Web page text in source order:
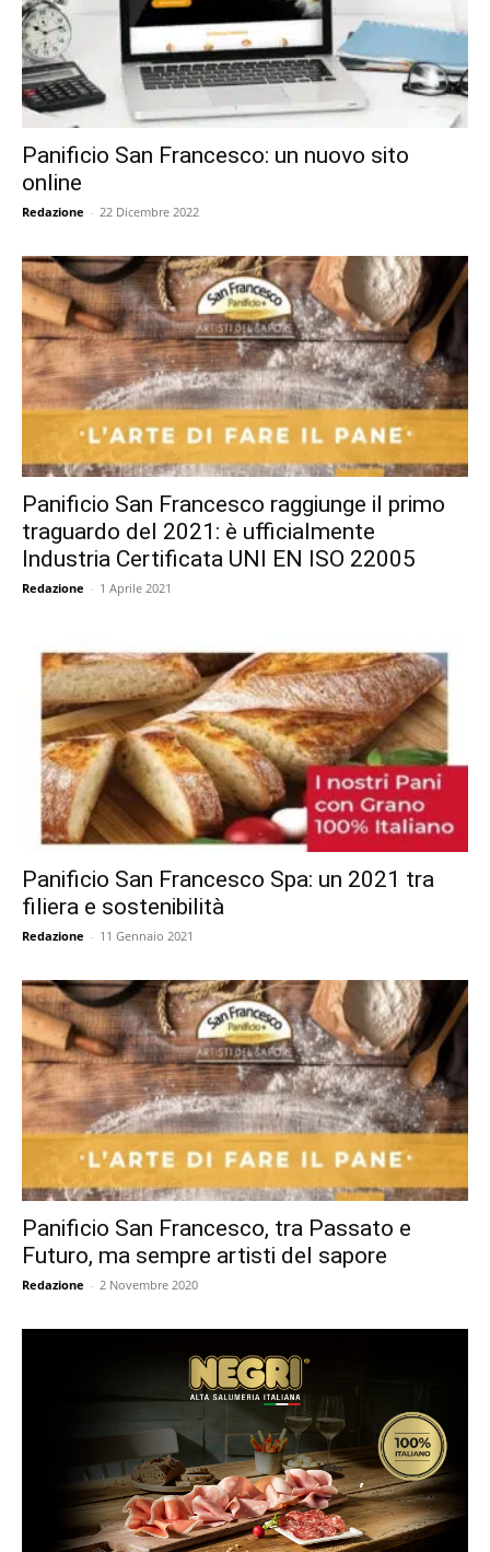
Panificio San Francesco: un nuovo sito
online
Redazione - 22 Dicembre 2022
Panificio San Francesco raggiunge il primo
traguardo del 2021: è ufficialmente
Industria Certificata UNI EN ISO 22005
Redazione - 1 Aprile 2021
Panificio San Francesco Spa: un 2021 tra
filiera e sostenibilità
Redazione - 11 Gennaio 2021
Panificio San Francesco, tra Passato e
Futuro, ma sempre artisti del sapore
Redazione - 2 Novembre 2020